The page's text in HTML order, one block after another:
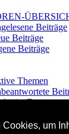
um
Beiträge
Beiträge
Beiträge
Themen
im Forum